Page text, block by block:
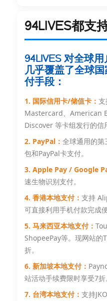
94LIVES都支
94LIVES 对全球
几乎覆盖了全球
付手段：
1. 国际信用卡/储值卡：支
Mastercard、American
Discover 等卡组发行的信
2. PayPal：全球通用的第
包和PayPal卡支付。
3. Apple Pay / Google
速生物识别支付。
4. 香港本地支付：支持
可直接利用手机付款完成
5. 马来西亚本地支付：
ShopeePay等。现网站的
折。
6. 新加坡本地支付：
站活动手续费限时享受7折
7. 台湾本地支付：支持